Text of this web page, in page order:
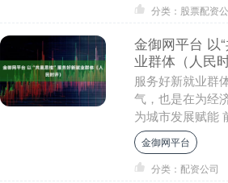
分类：股票配资
金御网平台 以
业群体（人民时
服务好新就业群
气，也是在为经
为城市发展赋能
名骑手的讲述引
西城区新街口街....
金御网平台
分类：配资公司